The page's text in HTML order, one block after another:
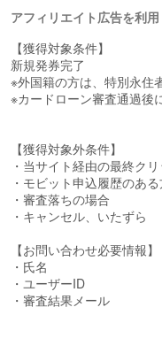
（３）ローン返済と買い物
普段のお買い物やコンビニ
も利用金額に応じたVポイ
また、たまったVポイント
ト提携先でのショッピング
す。
アフィリエイト広告を利
【獲得対象条件】
新規発券完了
※外国籍の方は、特別永住
※カードローン審査通過後
【獲得対象外条件】
・当サイト経由の最終ク
・モビット申込履歴のあ
・審査落ちの場合
・キャンセル、いたずら
【お問い合わせ必要情報】
・氏名
・ユーザーID
・審査結果メール